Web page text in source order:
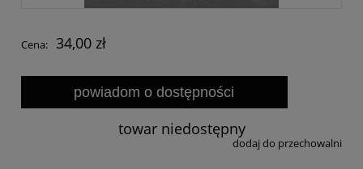
Cena: 34,00 zł
powiadom o dostępności
towar niedostępny
dodaj do przechowalni